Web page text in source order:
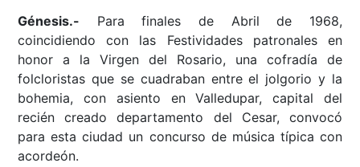
Génesis.- Para finales de Abril de 1968,
coincidiendo con las Festividades patronales en
honor a la Virgen del Rosario, una cofradía de
folcloristas que se cuadraban entre el jolgorio y la
bohemia, con asiento en Valledupar, capital del
recién creado departamento del Cesar, convocó
para esta ciudad un concurso de música típica con
acordeón.